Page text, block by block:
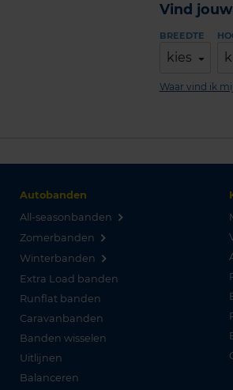
Vind
BREEDTE
kies
Waar vind ik
Autobanden
All-seasonbanden
Zomerbanden
Winterbanden
Extra Load banden
Runflat banden
Caravanbanden
Banden wisselen
Uitlijnen
Balanceren